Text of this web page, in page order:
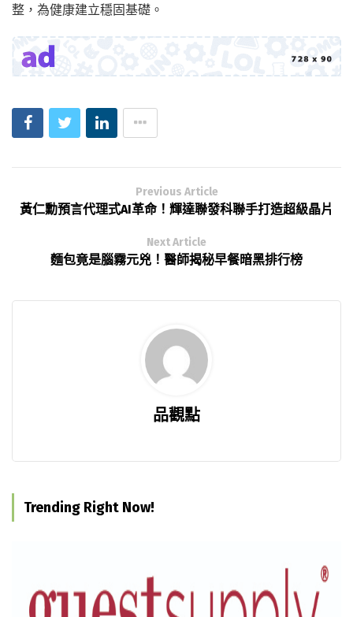
整，為健康建立穩固基礎。
Previous Article
黃仁勳預言代理式AI革命！輝達聯發科聯手打造超級晶片
Next Article
麵包竟是腦霧元兇！醫師揭秘早餐暗黑排行榜
品觀點
Trending Right Now!